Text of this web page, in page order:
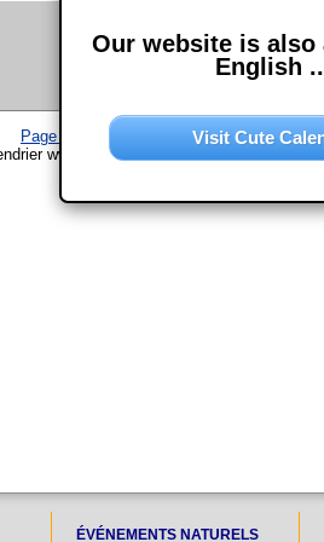
Page d'accueil Calendrier–Plan du site
www.chouette-calendrier.com • 12.
ÉVÉNEMENTS NATURELS
Our website is also
English
Visit Cute